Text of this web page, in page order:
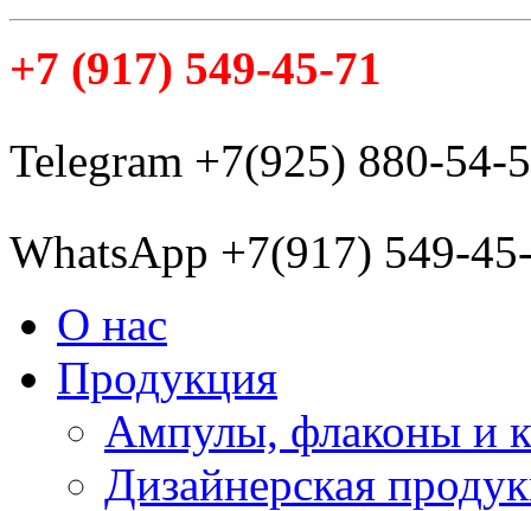
+7 (917) 549-45-71
Telegram +7(925) 880-54-
WhatsApp +7(917) 549-
О нас
Продукция
Ампулы, флаконы и
Дизайнерская